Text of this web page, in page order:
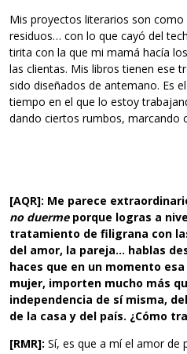
Mis proyectos literarios son
residuos… con lo que cayó del
tirita con la que mi mamá hacía
las clientas. Mis libros tienen ese
sido diseñados de antemano. Es
tiempo en el que lo estoy
dando ciertos rumbos, marcando
[AQR]: Me parece
no duermeporque logras a
tratamiento de filigrana con
del amor, la pareja… hablas
haces que en un momento
mujer, importen mucho más
independencia de sí misma,
de la casa y del país. ¿Cómo
[RMR]: Sí, es que a mí el amor